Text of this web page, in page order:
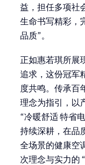
益，担任多项社
生命书写精彩，
品质”。
正如惠若琪所展
追求，这份冠军
度共鸣。传承百
理念为指引，以
“冷暖舒适 特省
持续深耕，在品
全场景的健康空
次理念与实力的